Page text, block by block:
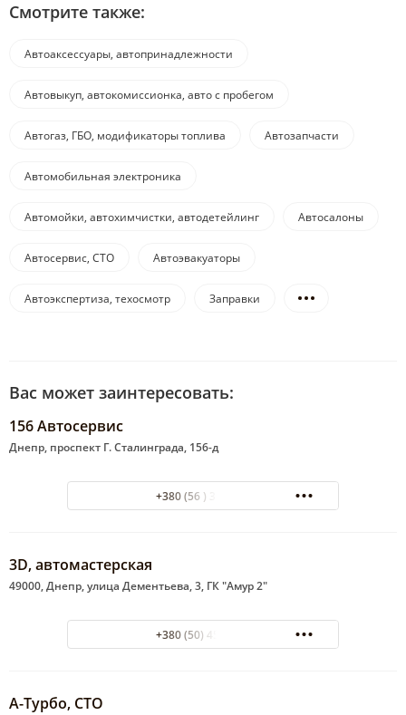
Смотрите также:
Автоаксессуары, автопринадлежности
Автовыкуп, автокомиссионка, авто с пробегом
Автогаз, ГБО, модификаторы топлива Автозапчасти
Автомобильная электроника
Автомойки, автохимчистки, автодетейлинг Автосалоны
Автосервис, СТО Автоэвакуаторы
Автоэкспертиза, техосмотр Заправки
Вас может заинтересовать:
156 Автосервис
Днепр, проспект Г. Сталинграда, 156-д
+380 (56 ) 337-095
3D, автомастерская
49000, Днепр, улица Дементьева, 3, ГК "Амур 2"
+380 (50) 4524977
А-Турбо, СТО